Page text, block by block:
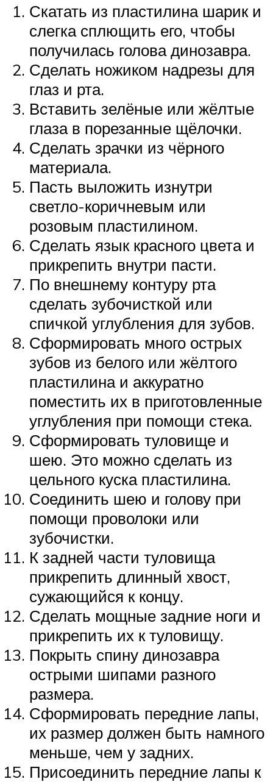
Скатать из пластилина шарик и
слегка сплющить его, чтобы
получилась голова динозавра.
Сделать ножиком надрезы для
глаз и рта.
Вставить зелёные или жёлтые
глаза в порезанные щёлочки.
Сделать зрачки из чёрного
материала.
Пасть выложить изнутри
светло-коричневым или
розовым пластилином.
Сделать язык красного цвета и
прикрепить внутри пасти.
По внешнему контуру рта
сделать зубочисткой или
спичкой углубления для зубов.
Сформировать много острых
зубов из белого или жёлтого
пластилина и аккуратно
поместить их в приготовленные
углубления при помощи стека.
Сформировать туловище и
шею. Это можно сделать из
цельного куска пластилина.
Соединить шею и голову при
помощи проволоки или
зубочистки.
К задней части туловища
прикрепить длинный хвост,
сужающийся к концу.
Сделать мощные задние ноги и
прикрепить их к туловищу.
Покрыть спину динозавра
острыми шипами разного
размера.
Сформировать передние лапы,
их размер должен быть намного
меньше, чем у задних.
Присоединить передние лапы к